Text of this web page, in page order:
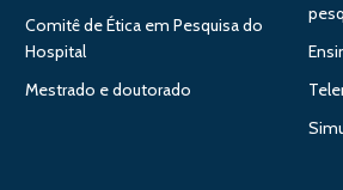
Comitê de Ética em Pesquisa do
Hospital
Mestrado e doutorado